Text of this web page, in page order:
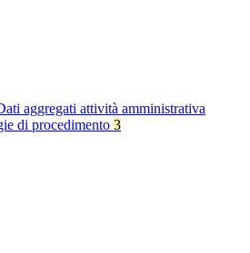
aggregati attività amministrativa
di procedimento 3